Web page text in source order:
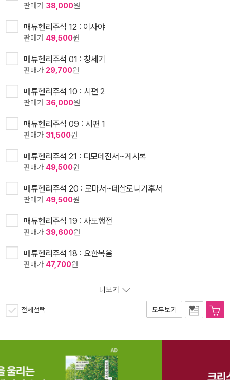
판매가 38,000원
매튜헨리주석 12 : 이사야
판매가 49,500원
매튜헨리주석 01 : 창세기
판매가 29,700원
매튜헨리주석 10 : 시편 2
판매가 36,000원
매튜헨리주석 09 : 시편 1
판매가 31,500원
매튜헨리주석 21 : 디모데전서~계시록
판매가 49,500원
매튜헨리주석 20 : 로마서~데살로니가후서
판매가 49,500원
매튜헨리주석 19 : 사도행전
판매가 39,600원
매튜헨리주석 18 : 요한복음
판매가 47,700원
더보기
전체선택 모두보기